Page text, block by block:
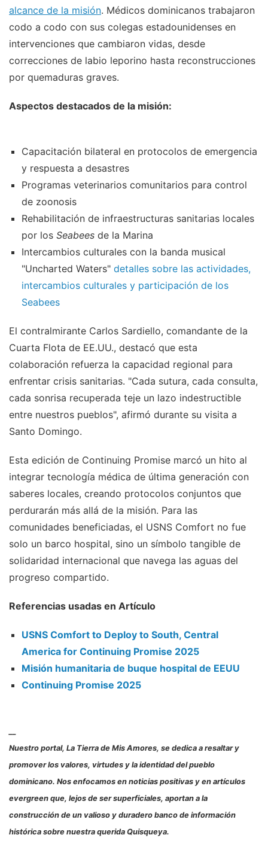
alcance de la misión. Médicos dominicanos trabajaron
codo a codo con sus colegas estadounidenses en
intervenciones que cambiaron vidas, desde
correcciones de labio leporino hasta reconstrucciones
por quemaduras graves.
Aspectos destacados de la misión:
Capacitación bilateral en protocolos de emergencia
y respuesta a desastres
Programas veterinarios comunitarios para control
de zoonosis
Rehabilitación de infraestructuras sanitarias locales
por los Seabeesde la Marina
Intercambios culturales con la banda musical
"Uncharted Waters" detalles sobre las actividades,
intercambios culturales y participación de los
Seabees
El contralmirante Carlos Sardiello, comandante de la
Cuarta Flota de EE.UU., destacó que esta
colaboración refuerza la capacidad regional para
enfrentar crisis sanitarias. "Cada sutura, cada consulta,
cada sonrisa recuperada teje un lazo indestructible
entre nuestros pueblos", afirmó durante su visita a
Santo Domingo.
Esta edición de Continuing Promise marcó un hito al
integrar tecnología médica de última generación con
saberes locales, creando protocolos conjuntos que
perdurarán más allá de la misión. Para las
comunidades beneficiadas, el USNS Comfort no fue
solo un barco hospital, sino un símbolo tangible de
solidaridad internacional que navega las aguas del
progreso compartido.
Referencias usadas en Artículo
USNS Comfort to Deploy to South, Central
America for Continuing Promise 2025
Misión humanitaria de buque hospital de EEUU
Continuing Promise 2025
Nuestro portal, La Tierra de Mis Amores, se dedica a resaltar y
promover los valores, virtudes y la identidad del pueblo
dominicano. Nos enfocamos en noticias positivas y en artículos
evergreen que, lejos de ser superficiales, aportan a la
construcción de un valioso y duradero banco de información
histórica sobre nuestra querida Quisqueya.